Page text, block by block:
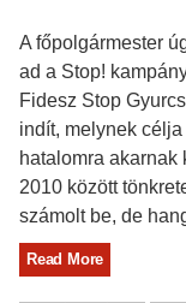
A főpolgármester
ad a Stop!
Fidesz Stop
indít, melynek
hatalomra akarnak
2010 között
számolt be, de
Read More